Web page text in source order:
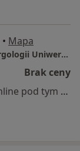
• Mapa
Klinika Dermatologii, Wenerologii i Alergologii Uniwersyteckie Centrum Kliniczne
Brak ceny
Specjalista nie oferuje umawiania online pod tym adresem.